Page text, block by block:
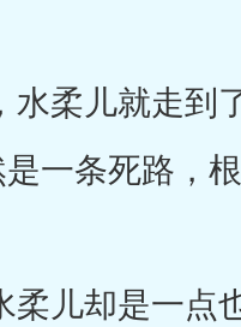
儿就走到了
一条死路，根
却是一点也